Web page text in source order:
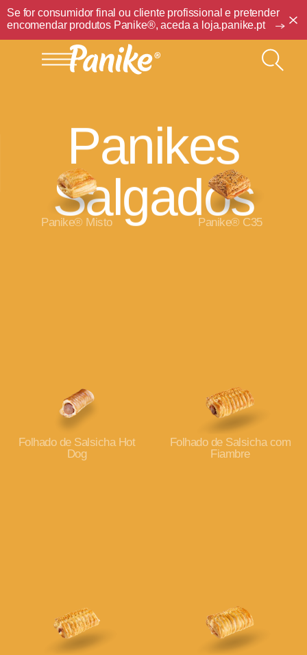
Se for consumidor final ou cliente profissional e pretender
encomendar produtos Panike®, aceda a loja.panike.pt
Panikes
Salgados
Panike® Misto Panike® C35
Folhado de Salsicha Hot
Dog
Folhado de Salsicha com
Fiambre